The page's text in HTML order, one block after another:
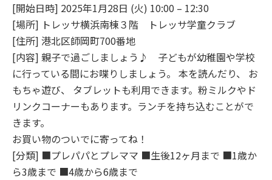
[開始日時] 2025年1月28日 (火) 10:00 – 12:30
[場所] トレッサ横浜南棟３階 トレッサ学童クラブ
[住所] 港北区師岡町700番地
[内容] 親子で過ごしましょう♪ 子どもが幼稚園や学校
に行っている間にお喋りしましょう。 本を読んだり、 お
もちゃ遊び、 タブレットも利用できます。粉ミルクやド
リンクコーナーもあります。ランチを持ち込むことがで
きます。
お買い物のついでに寄ってね！
[分類] ■プレパパとプレママ ■生後12ヶ月まで ■1歳か
ら3歳まで ■4歳から6歳まで